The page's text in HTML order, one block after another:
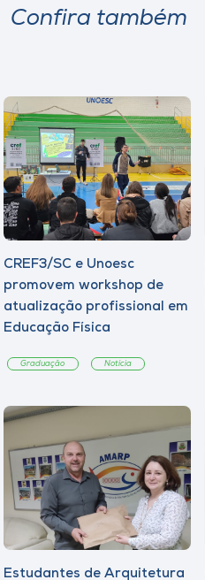
Confira também
CREF3/SC e Unoesc
promovem workshop de
atualização profissional em
Educação Física
Graduação Notícia
Estudantes de Arquitetura